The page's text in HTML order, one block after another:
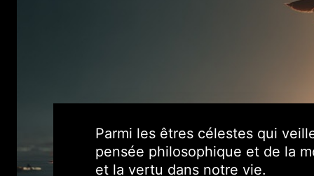
Parmi les êtres célestes qui
pensée philosophique et de la
et la vertu dans notre vie.